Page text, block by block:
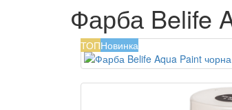
Фарба Belife
ТОПНовинка